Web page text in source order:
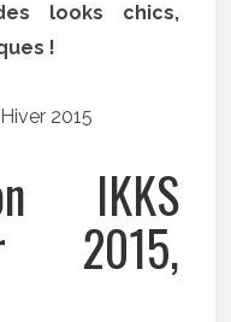
looks chics,
!
IKKS
2015,